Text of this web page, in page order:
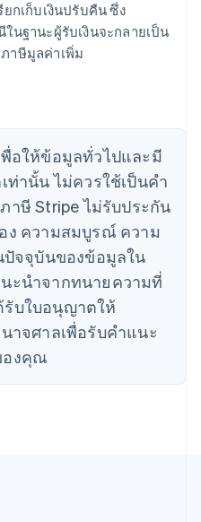
กเก็บเงินปรับคืน ซึ่ง
นฐานะผู้รับเงินจะกลายเป็น
าษีมูลค่าเพิ่ม
อให้ข้อมูลทั่วไปและมี
ท่านั้น ไม่ควรใช้เป็นคํา
ษี Stripe ไม่รับประกัน
ง ความสมบูรณ์ ความ
ปัจจุบันของข้อมูลใน
ะนําจากทนายความที่
บใบอนุญาตให้
าจศาลเพื่อรับคําแนะ
องคุณ